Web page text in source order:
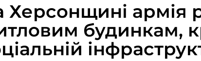
Херсонщині армія
будинкам,